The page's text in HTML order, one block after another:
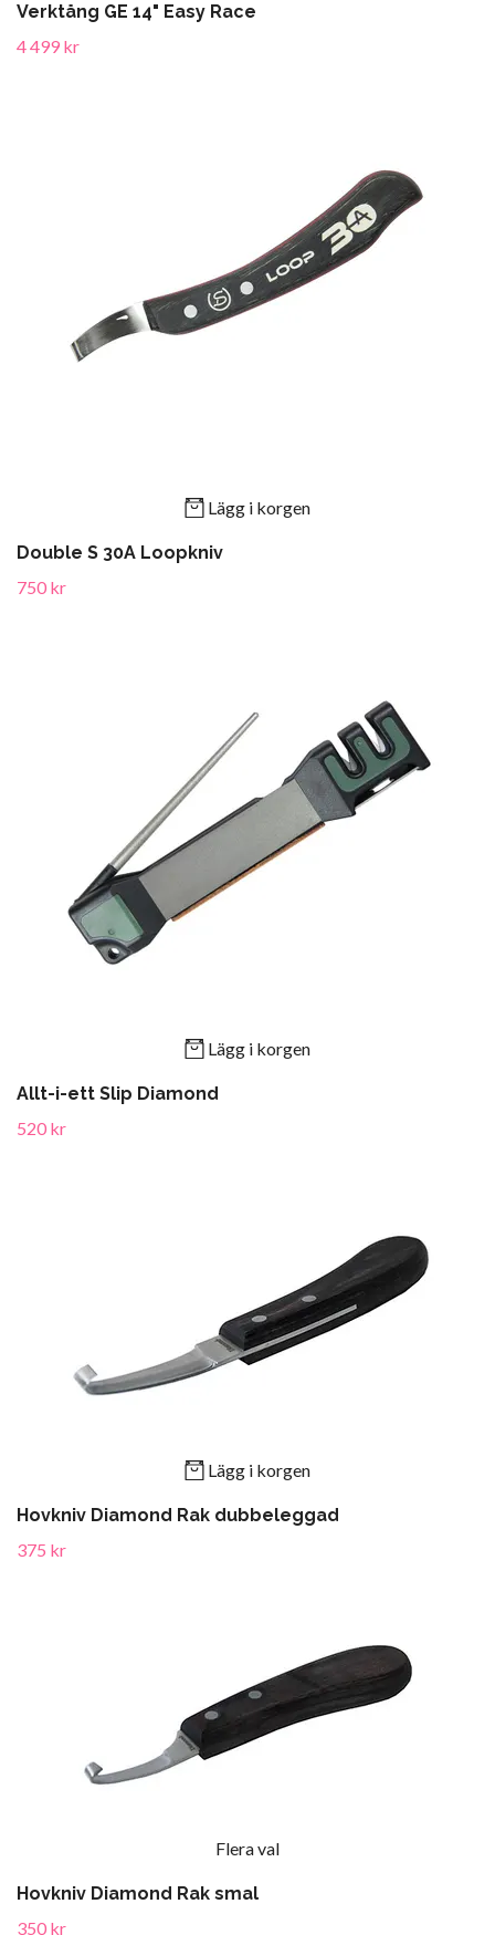
Verktång GE 14" Easy Race
4 499 kr
Lägg i korgen
Double S 30A Loopkniv
750 kr
Lägg i korgen
Allt-i-ett Slip Diamond
520 kr
Lägg i korgen
Hovkniv Diamond Rak dubbeleggad
375 kr
Flera val
Hovkniv Diamond Rak smal
350 kr